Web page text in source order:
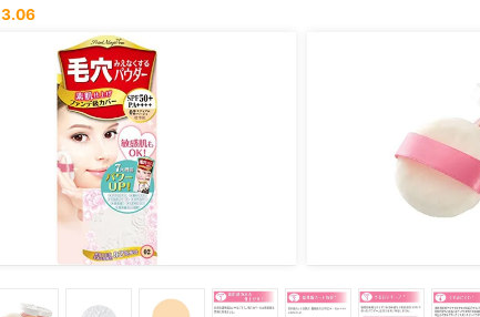
3.06